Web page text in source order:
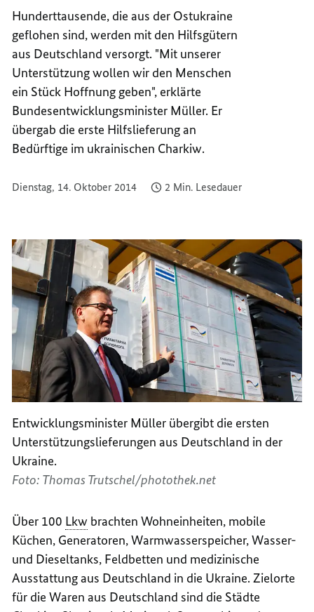
Hunderttausende, die aus der Ostukraine
geflohen sind, werden mit den Hilfsgütern
aus Deutschland versorgt. "Mit unserer
Unterstützung wollen wir den Menschen
ein Stück Hoffnung geben", erklärte
Bundesentwicklungsminister Müller. Er
übergab die erste Hilfslieferung an
Bedürftige im ukrainischen Charkiw.
Dienstag, 14. Oktober 2014 2 Min. Lesedauer
Entwicklungsminister Müller übergibt die ersten
Unterstützungslieferungen aus Deutschland in der
Ukraine.
Foto: Thomas Trutschel/photothek.net
Über 100 Lkw brachten Wohneinheiten, mobile
Küchen, Generatoren, Warmwasserspeicher, Wasser-
und Dieseltanks, Feldbetten und medizinische
Ausstattung aus Deutschland in die Ukraine. Zielorte
für die Waren aus Deutschland sind die Städte